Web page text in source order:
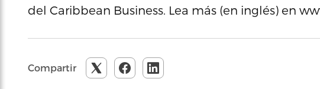
del Caribbean Business. Lea más (en inglés) en
Compartir